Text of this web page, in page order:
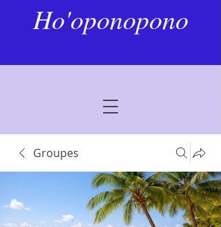
Ho'oponopono
Groupes